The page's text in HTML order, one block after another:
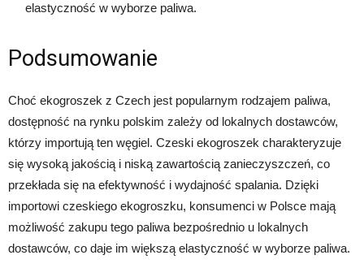
elastyczność w wyborze paliwa.
Podsumowanie
Choć ekogroszek z Czech jest popularnym rodzajem paliwa,
dostępność na rynku polskim zależy od lokalnych dostawców,
którzy importują ten węgiel. Czeski ekogroszek charakteryzuje
się wysoką jakością i niską zawartością zanieczyszczeń, co
przekłada się na efektywność i wydajność spalania. Dzięki
importowi czeskiego ekogroszku, konsumenci w Polsce mają
możliwość zakupu tego paliwa bezpośrednio u lokalnych
dostawców, co daje im większą elastyczność w wyborze paliwa.